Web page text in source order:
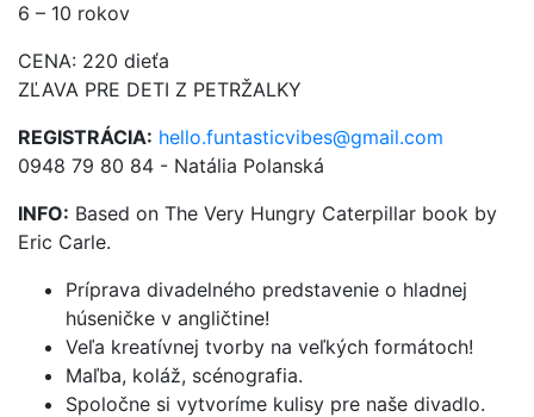
6 – 10 rokov
CENA: 220 dieťa
ZĽAVA PRE DETI Z PETRŽALKY
REGISTRÁCIA: hello.funtasticvibes@gmail.com
0948 79 80 84 - Natália Polanská
INFO: Based on The Very Hungry Caterpillar book by
Eric Carle.
Príprava divadelného predstavenie o hladnej
húseničke v angličtine!
Veľa kreatívnej tvorby na veľkých formátoch!
Maľba, koláž, scénografia.
Spoločne si vytvoríme kulisy pre naše divadlo.